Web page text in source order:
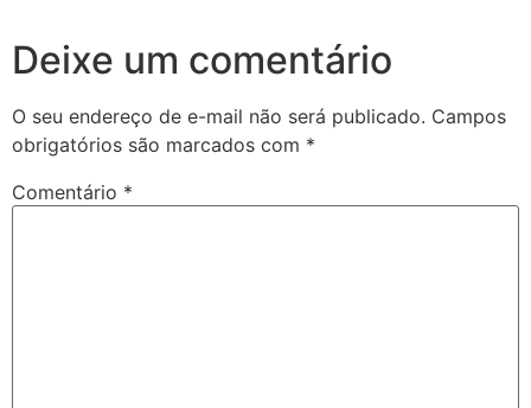
Deixe um comentário
O seu endereço de e-mail não será publicado. Campos
obrigatórios são marcados com *
Comentário *